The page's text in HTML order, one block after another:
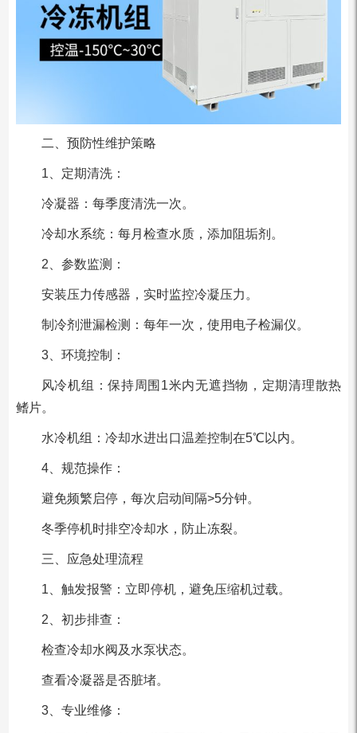
二、预防性维护策略
1、定期清洗：
冷凝器：每季度清洗一次。
冷却水系统：每月检查水质，添加阻垢剂。
2、参数监测：
安装压力传感器，实时监控冷凝压力。
制冷剂泄漏检测：每年一次，使用电子检漏仪。
3、环境控制：
风冷机组：保持周围1米内无遮挡物，定期清理散热
鳍片。
水冷机组：冷却水进出口温差控制在5℃以内。
4、规范操作：
避免频繁启停，每次启动间隔>5分钟。
冬季停机时排空冷却水，防止冻裂。
三、应急处理流程
1、触发报警：立即停机，避免压缩机过载。
2、初步排查：
检查冷却水阀及水泵状态。
查看冷凝器是否脏堵。
3、专业维修：